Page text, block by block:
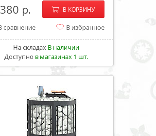
− +
В КОРЗИНУ
сравнение В избранное
На складах В наличии
Доступно в магазинах 1 шт.